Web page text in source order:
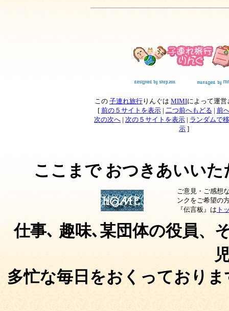
この 子連れ旅行りんぐは MIMIによって運
[ 前の５サイトを表示| 二つ前へもどる | 前
次の次へ | 次の５サイトを表示 | ランダムで
示 ]
ここまで おつきあいい
ご意見・ご感想
ンクをご希望の
『伝言板』は ト
仕事､ 趣味､某団体の役員、
多忙な毎日をおくっており